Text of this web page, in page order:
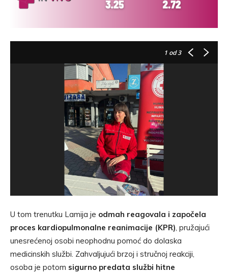
1 od 3
U tom trenutku Lamija je odmah reagovala i započela
proces kardiopulmonalne reanimacije (KPR), pružajući
unesrećenoj osobi neophodnu pomoć do dolaska
medicinskih službi. Zahvaljujući brzoj i stručnoj reakciji,
osoba je potom sigurno predata službi hitne